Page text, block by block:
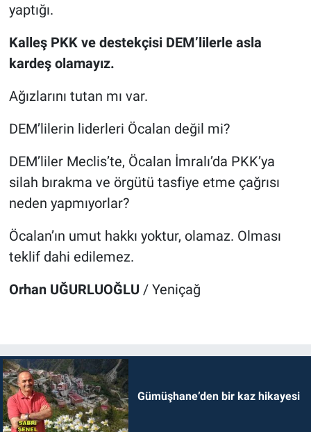
yaptığı.
Kalleş PKK ve destekçisi DEM’lilerle asla
kardeş olamayız.
Ağızlarını tutan mı var.
DEM’lilerin liderleri Öcalan değil mi?
DEM’liler Meclis’te, Öcalan İmralı’da PKK’ya
silah bırakma ve örgütü tasfiye etme çağrısı
neden yapmıyorlar?
Öcalan’ın umut hakkı yoktur, olamaz. Olması
teklif dahi edilemez.
Orhan UĞURLUOĞLU / Yeniçağ
Gümüşhane’den bir kaz hikayesi